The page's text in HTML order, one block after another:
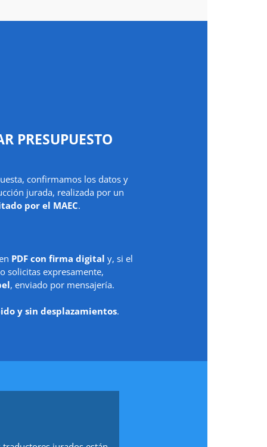
PRESUPUESTO
confirmamos los datos y
jurada, realizada por un
por el MAEC.
PDF con firma digital y, si el
solicitas expresamente,
, enviado por mensajería.
y sin desplazamientos.